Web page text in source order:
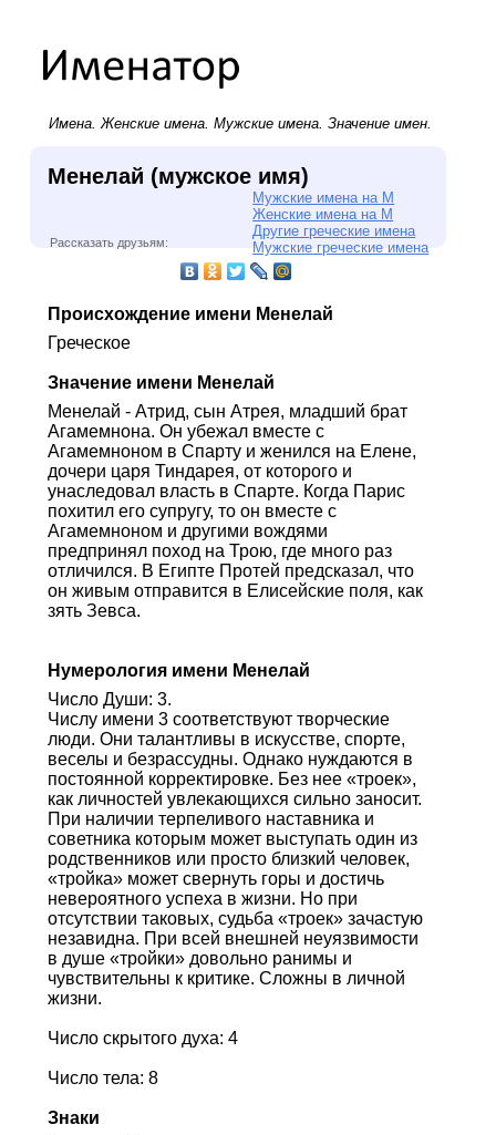
Имена.Женские имена. Мужские имена. Значение имен.
Менелай (мужское имя)
Мужские имена на М
Женские имена на М
Другие греческие имена
Мужские греческие имена
Рассказать друзьям:
Происхождение имени Менелай
Греческое
Значение имени Менелай
Менелай - Атрид, сын Атрея, младший брат
Агамемнона. Он убежал вместе с
Агамемноном в Спарту и женился на Елене,
дочери царя Тиндарея, от которого и
унаследовал власть в Спарте. Когда Парис
похитил его супругу, то он вместе с
Агамемноном и другими вождями
предпринял поход на Трою, где много раз
отличился. В Египте Протей предсказал, что
он живым отправится в Елисейские поля, как
зять Зевса.
Нумерология имени Менелай
Число Души: 3.
Числу имени 3 соответствуют творческие
люди. Они талантливы в искусстве, спорте,
веселы и безрассудны. Однако нуждаются в
постоянной корректировке. Без нее «троек»,
как личностей увлекающихся сильно заносит.
При наличии терпеливого наставника и
советника которым может выступать один из
родственников или просто близкий человек,
«тройка» может свернуть горы и достичь
невероятного успеха в жизни. Но при
отсутствии таковых, судьба «троек» зачастую
незавидна. При всей внешней неуязвимости
в душе «тройки» довольно ранимы и
чувствительны к критике. Сложны в личной
жизни.
Число скрытого духа: 4
Число тела: 8
Знаки